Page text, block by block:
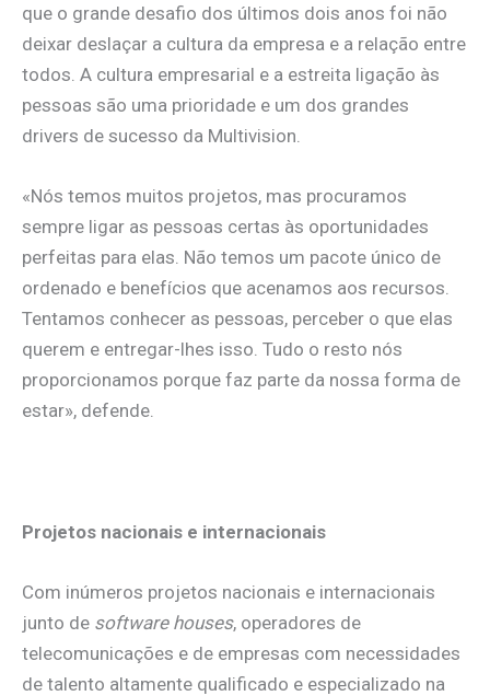
que o grande desafio dos últimos dois anos foi não
deixar deslaçar a cultura da empresa e a relação entre
todos. A cultura empresarial e a estreita ligação às
pessoas são uma prioridade e um dos grandes
drivers de sucesso da Multivision.
«Nós temos muitos projetos, mas procuramos
sempre ligar as pessoas certas às oportunidades
perfeitas para elas. Não temos um pacote único de
ordenado e benefícios que acenamos aos recursos.
Tentamos conhecer as pessoas, perceber o que elas
querem e entregar-lhes isso. Tudo o resto nós
proporcionamos porque faz parte da nossa forma de
estar», defende.
Projetos nacionais e internacionais
Com inúmeros projetos nacionais e internacionais
junto de software houses, operadores de
telecomunicações e de empresas com necessidades
de talento altamente qualificado e especializado na